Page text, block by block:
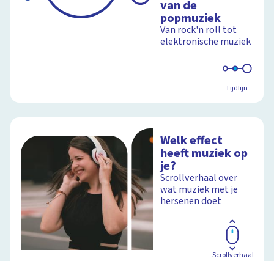
van de
popmuziek
Van rock'n roll tot
elektronische muziek
Tijdlijn
Welk effect
heeft muziek op
je?
Scrollverhaal over
wat muziek met je
hersenen doet
Scrollverhaal